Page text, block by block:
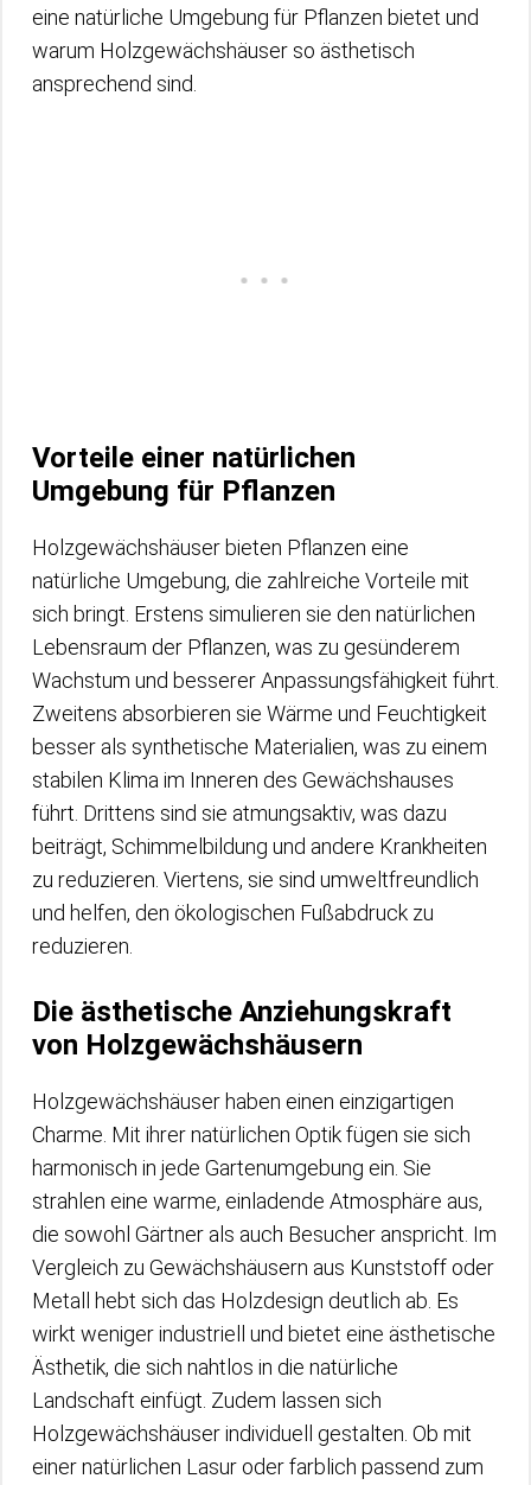
eine natürliche Umgebung für Pflanzen bietet und
warum Holzgewächshäuser so ästhetisch
ansprechend sind.
Vorteile einer natürlichen
Umgebung für Pflanzen
Holzgewächshäuser bieten Pflanzen eine
natürliche Umgebung, die zahlreiche Vorteile mit
sich bringt. Erstens simulieren sie den natürlichen
Lebensraum der Pflanzen, was zu gesünderem
Wachstum und besserer Anpassungsfähigkeit führt.
Zweitens absorbieren sie Wärme und Feuchtigkeit
besser als synthetische Materialien, was zu einem
stabilen Klima im Inneren des Gewächshauses
führt. Drittens sind sie atmungsaktiv, was dazu
beiträgt, Schimmelbildung und andere Krankheiten
zu reduzieren. Viertens, sie sind umweltfreundlich
und helfen, den ökologischen Fußabdruck zu
reduzieren.
Die ästhetische Anziehungskraft
von Holzgewächshäusern
Holzgewächshäuser haben einen einzigartigen
Charme. Mit ihrer natürlichen Optik fügen sie sich
harmonisch in jede Gartenumgebung ein. Sie
strahlen eine warme, einladende Atmosphäre aus,
die sowohl Gärtner als auch Besucher anspricht. Im
Vergleich zu Gewächshäusern aus Kunststoff oder
Metall hebt sich das Holzdesign deutlich ab. Es
wirkt weniger industriell und bietet eine ästhetische
Ästhetik, die sich nahtlos in die natürliche
Landschaft einfügt. Zudem lassen sich
Holzgewächshäuser individuell gestalten. Ob mit
einer natürlichen Lasur oder farblich passend zum